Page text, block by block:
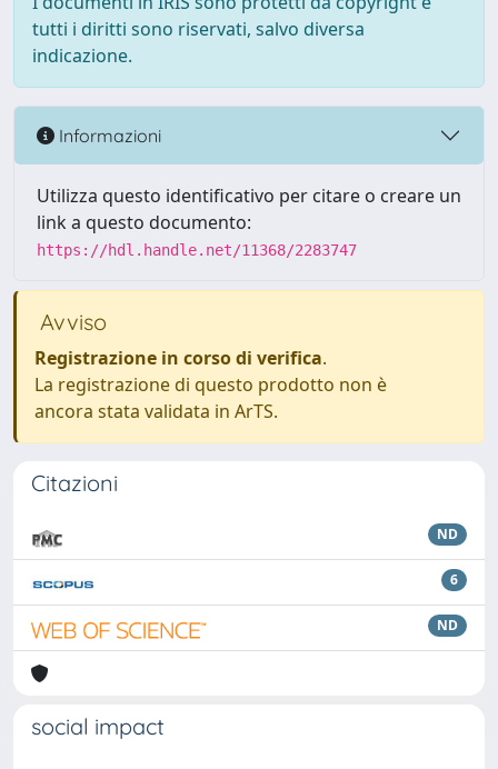
tutti i diritti sono riservati, salvo diversa
indicazione.
Informazioni
Utilizza questo identificativo per citare o creare un
link a questo documento:
https://hdl.handle.net/11368/2283747
Avviso
Registrazione in corso di verifica.
La registrazione di questo prodotto non è
ancora stata validata in ArTS.
Citazioni
ND
6
ND
social impact